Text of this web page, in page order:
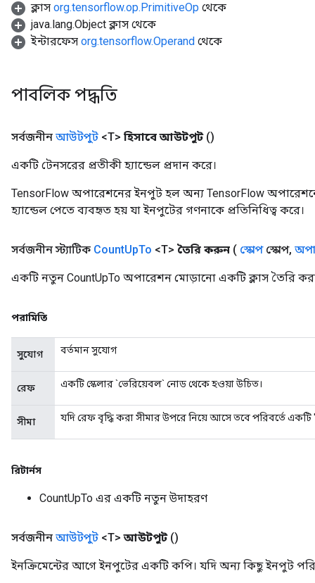
ক্লাস org.tensorflow.op.PrimitiveOp থেকে
java.lang.Object ক্লাস থেকে
ইন্টারফেস org.tensorflow.Operand থেকে
পাবলিক পদ্ধতি
সর্বজনীন আউটপুট <T> হিসাবে আউটপুট ()
একটি টেনসরের প্রতীকী হ্যান্ডেল প্রদান করে।
TensorFlow অপারেশনের ইনপুট হল অন্য TensorFlow
হ্যান্ডেল পেতে ব্যবহৃত হয় যা ইনপুটের গণনাকে প্রতিনিধিত্ব করে।
সর্বজনীন স্ট্যাটিক CountUpTo <T> তৈরি করুন ( স্কোপস্কোপ,
একটি নতুন CountUpTo অপারেশন মোড়ানো একটি ক্লাস তৈরি
পরামিতি
সুযোগ বর্তমান সুযোগ
রেফ একটি স্কেলার `ভেরিয়েবল` নোড থেকে হওয়া উচিত।
সীমা যদি রেফ বৃদ্ধি করা সীমার উপরে নিয়ে আসে তবে পরিবর্তে
রিটার্নস
CountUpTo এর একটি নতুন উদাহরণ
সর্বজনীন আউটপুট <T> আউটপুট ()
ইনক্রিমেন্টের আগে ইনপুটের একটি কপি। যদি অন্য কিছু ইনপুট